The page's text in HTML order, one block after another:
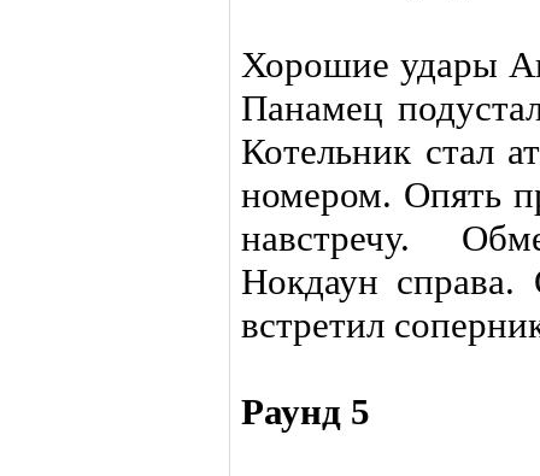
Хорошие удары
Панамец
Котельник стал
номером. Опять
навстречу.
Нокдаун
встретил
Раунд 5